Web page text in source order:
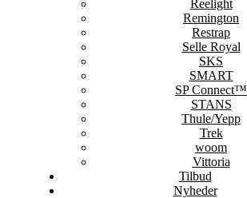
Reelight
Remington
Restrap
Selle Royal
SKS
SMART
SP Connect™
STANS
Thule/Yepp
Trek
woom
Vittoria
Tilbud
Nyheder